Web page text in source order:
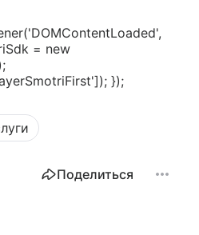
= new
});
Поделиться